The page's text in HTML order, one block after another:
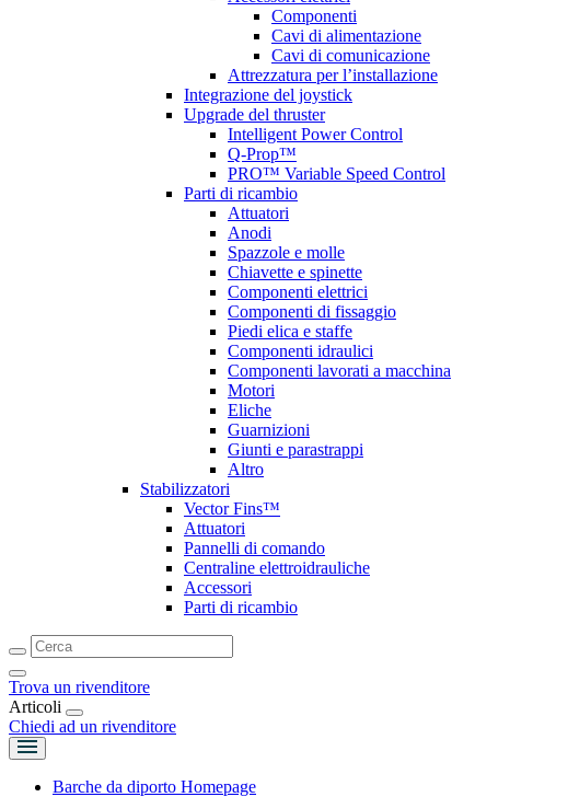
Componenti
Cavi di alimentazione
Cavi di comunicazione
Attrezzatura per l’installazione
Integrazione del joystick
Upgrade del thruster
Intelligent Power Control
Q-Prop™
PRO™ Variable Speed Control
Parti di ricambio
Attuatori
Anodi
Spazzole e molle
Chiavette e spinette
Componenti elettrici
Componenti di fissaggio
Piedi elica e staffe
Componenti idraulici
Componenti lavorati a macchina
Motori
Eliche
Guarnizioni
Giunti e parastrappi
Altro
Stabilizzatori
Vector Fins™
Attuatori
Pannelli di comando
Centraline elettroidrauliche
Accessori
Parti di ricambio
Trova un rivenditore
Articoli
Chiedi ad un rivenditore
Barche da diporto Homepage